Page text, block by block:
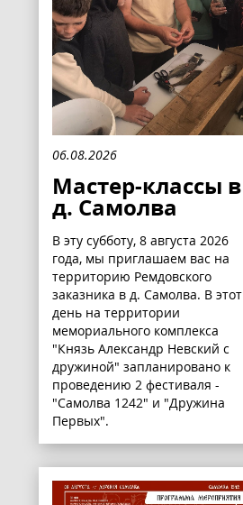
06.08.2026
Мастер-классы в
д. Самолва
В эту субботу, 8 августа 2026
года, мы приглашаем вас на
территорию Ремдовского
заказника в д. Самолва. В этот
день на территории
мемориального комплекса
"Князь Александр Невский с
дружиной" запланировано к
проведению 2 фестиваля -
"Самолва 1242" и "Дружина
Первых".